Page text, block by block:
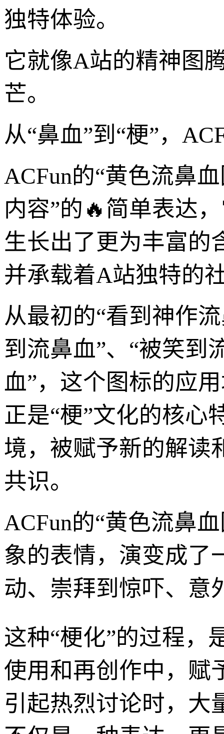
独特体验。
它就像A站的精神图
芒。
从“鼻血”到“梗”，
ACFun的“黄色流鼻
内容”的🔥简单表达
生长出了更为丰富的
并承载着A站独特的
从最初的“看到神作
到流鼻血”、“被笑到
血”，这个图标的应
正是“梗”文化的核心
境，被赋予新的解读
共识。
ACFun的“黄色流鼻
象的表情，演变成了
动、崇拜到惊吓、意
这种“梗化”的过程，
使用和再创作中，赋
引起热烈讨论时，大